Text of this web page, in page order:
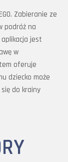
Zabieranie ze
podróż na
jest
w
oferuje
dziecko może
do krainy